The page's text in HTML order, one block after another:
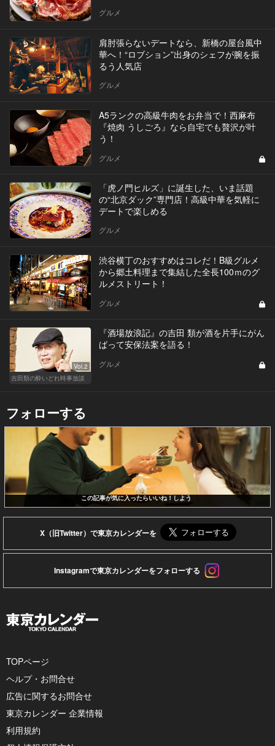
グルメ
肩肘張らないデートなら、新橋の屋台風中
華へ！“ロブション”出身のシェフが腕を振
るう人気店
グルメ
A5ランクの高級牛肉をお弁当で！西麻布
『焼肉 うしごろ』なら自宅でも贅沢が叶
う！
グルメ
「虎ノ門ヒルズ」に誕生した、いま話題
の“北京ダック”専門店！高級中華を気軽に
デートで楽しめる
グルメ
渋谷横丁のおすすめはコレだ！B級グルメ
から郷土料理まで集結した全長100ｍのグ
ルメストリート！
グルメ
Vol.2
吉田類の酔いどれ時事放談
『酒場放浪記』の吉田 類が酒を片手にがん
ばって安保法案を語る！
グルメ
フォローする
この記事が気に入ったらいいね！しよう
X（旧Twitter）で東京カレンダーを
Instagramで東京カレンダーをフォローする
TOPページ
ヘルプ・お問合せ
広告に関するお問合せ
東京カレンダー 企業情報
利用規約